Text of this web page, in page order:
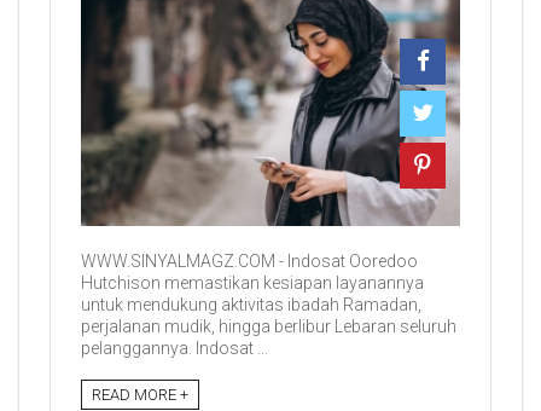
WWW.SINYALMAGZ.COM - Indosat Ooredoo
Hutchison memastikan kesiapan layanannya
untuk mendukung aktivitas ibadah Ramadan,
perjalanan mudik, hingga berlibur Lebaran seluruh
pelanggannya. Indosat ...
READ MORE +